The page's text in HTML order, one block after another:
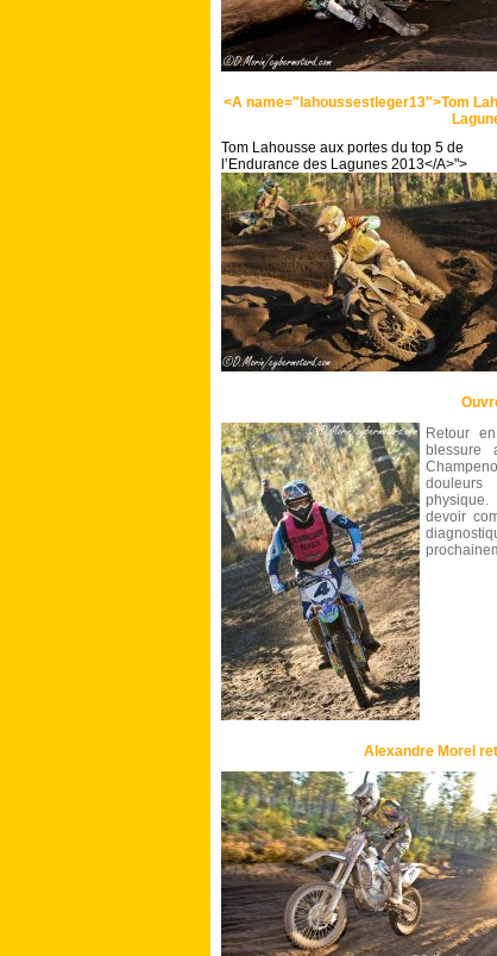
<A name="lahoussestleger13">Tom
Tom Lahousse aux portes du top 5 de
l’Endurance des Lagunes 2013</A>">
Retour
blessure
douleurs
physique.
devoir
Alexandre Morel